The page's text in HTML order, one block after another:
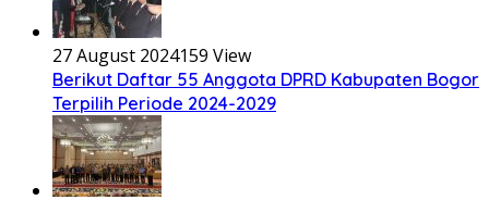
27 August 2024159 View
Berikut Daftar 55 Anggota DPRD Kabupaten Bogor
Terpilih Periode 2024-2029